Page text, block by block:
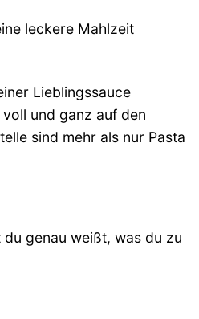
leckere Mahlzeit
Lieblingssauce
und ganz auf den
sind mehr als nur Pasta
genau weißt, was du zu